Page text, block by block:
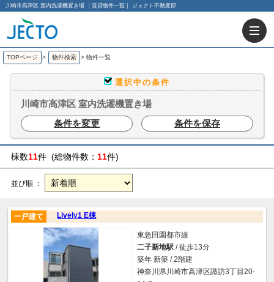
川崎市高津区 室内洗濯機置き場 ｜賃貸物件一覧｜ ジェクト不動産部
TOPページ > 物件検索 > 物件一覧
選択中の条件
川崎市高津区 室内洗濯機置き場
条件を変更
条件を保存
棟数11件 (総物件数： 11件)
並び順 ：
Lively1 E棟
一戸建て
東急田園都市線
二子新地駅 / 徒歩13分
築年 新築 / 2階建
神奈川県川崎市高津区諏訪3丁目20-